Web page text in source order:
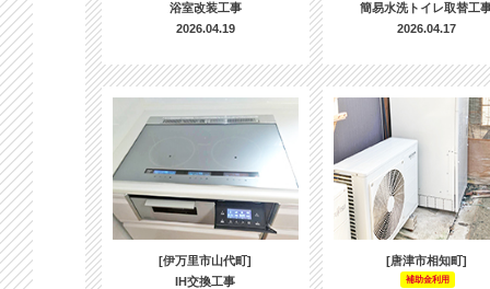
浴室改装工事
2026.04.19
簡易水洗トイレ取替工
2026.04.17
[伊万里市山代町]
IH交換工事
[唐津市相知町]
補助金利用